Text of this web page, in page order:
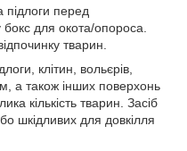
підлоги перед
для окота/опороса.
тварин.
клітин, вольєрів,
а також інших поверхонь
кількість тварин. Засіб
шкідливих для довкілля